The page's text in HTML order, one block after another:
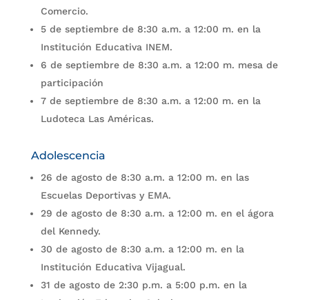
Comercio.
5 de septiembre de 8:30 a.m. a 12:00 m. en la
Institución Educativa INEM.
6 de septiembre de 8:30 a.m. a 12:00 m. mesa de
participación
7 de septiembre de 8:30 a.m. a 12:00 m. en la
Ludoteca Las Américas.
Adolescencia
26 de agosto de 8:30 a.m. a 12:00 m. en las
Escuelas Deportivas y EMA.
29 de agosto de 8:30 a.m. a 12:00 m. en el ágora
del Kennedy.
30 de agosto de 8:30 a.m. a 12:00 m. en la
Institución Educativa Vijagual.
31 de agosto de 2:30 p.m. a 5:00 p.m. en la